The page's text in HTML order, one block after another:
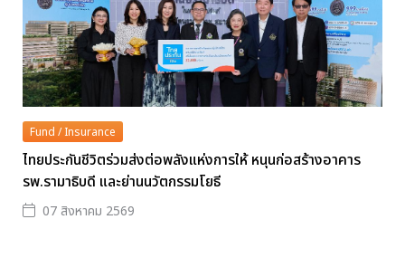
Fund / Insurance
ไทยประกันชีวิตร่วมส่งต่อพลังแห่งการให้ หนุนก่อสร้างอาคาร
รพ.รามาธิบดี และย่านนวัตกรรมโยธี
07 สิงหาคม 2569